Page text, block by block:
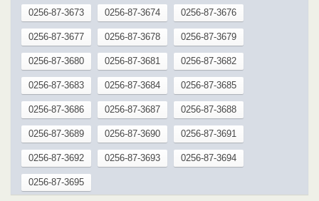
0256-87-3673 0256-87-3674 0256-87-3676
0256-87-3677 0256-87-3678 0256-87-3679
0256-87-3680 0256-87-3681 0256-87-3682
0256-87-3683 0256-87-3684 0256-87-3685
0256-87-3686 0256-87-3687 0256-87-3688
0256-87-3689 0256-87-3690 0256-87-3691
0256-87-3692 0256-87-3693 0256-87-3694
0256-87-3695